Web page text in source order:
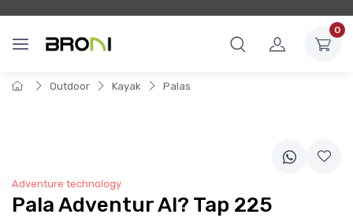
0
Outdoor Kayak Palas
Adventure technology
Pala Adventur Al? Tap 225